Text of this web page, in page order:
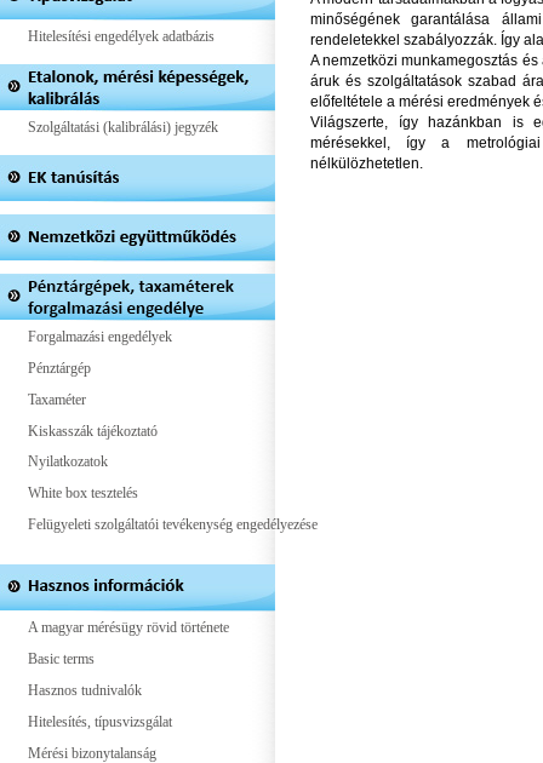
Hitelesítési engedélyek adatbázis
Szolgáltatási (kalibrálási) jegyzék
Forgalmazási engedélyek
Pénztárgép
Taxaméter
Kiskasszák tájékoztató
Nyilatkozatok
White box tesztelés
Felügyeleti szolgáltatói tevékenység engedélyezése
A magyar mérésügy rövid története
Basic terms
Hasznos tudnivalók
Hitelesítés, típusvizsgálat
Mérési bizonytalanság
minőségének garantálása
rendeletekkel szabályozzák. Így
A nemzetközi munkamegosztás
áruk és szolgáltatások szabad
előfeltétele a mérési eredmények
Világszerte, így hazánkban is
mérésekkel, így a
nélkülözhetetlen.